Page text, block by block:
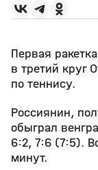
Первая
в третий круг
по теннису.
Россиянин,
обыграл
6:2, 7:6 (7:5).
минут.